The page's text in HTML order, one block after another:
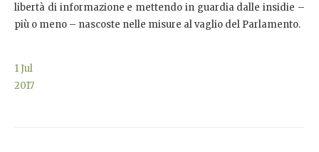
libertà di informazione e mettendo in guardia dalle insidie –
più o meno – nascoste nelle misure al vaglio del Parlamento.
1Jul
2017